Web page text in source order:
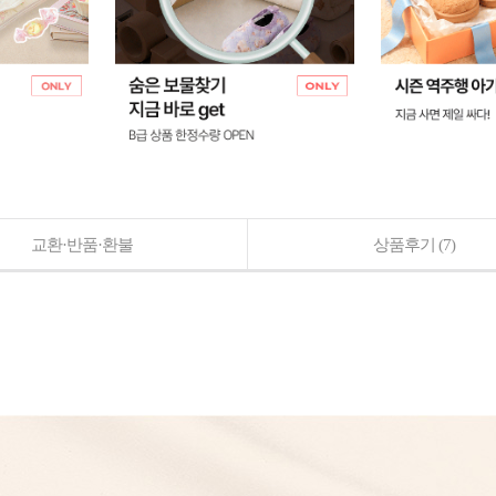
교환·반품·환불 상품후기 (7)